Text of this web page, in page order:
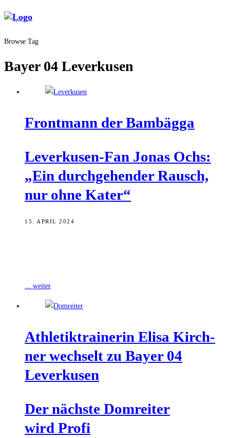
Browse Tag
Bayer 04 Leverkusen
Front­mann der Bambägga
Lever­ku­sen-Fan Jonas Ochs:
„Ein durch­ge­hen­der Rausch,
nur ohne Kater“
15. APRIL 2024
... weiter
Ath­le­tik­trai­ne­rin Eli­sa Kirch­
ner wech­selt zu Bay­er 04
Leverkusen
Der nächs­te Dom­rei­ter
wird Profi